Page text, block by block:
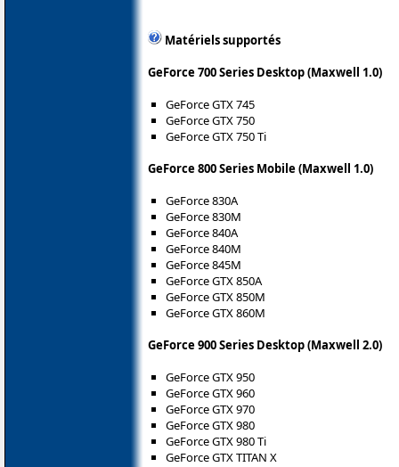
Matériels supportés
GeForce 700 Series Desktop (Maxwell 1.0)
GeForce GTX 745
GeForce GTX 750
GeForce GTX 750 Ti
GeForce 800 Series Mobile (Maxwell 1.0)
GeForce 830A
GeForce 830M
GeForce 840A
GeForce 840M
GeForce 845M
GeForce GTX 850A
GeForce GTX 850M
GeForce GTX 860M
GeForce 900 Series Desktop (Maxwell 2.0)
GeForce GTX 950
GeForce GTX 960
GeForce GTX 970
GeForce GTX 980
GeForce GTX 980 Ti
GeForce GTX TITAN X